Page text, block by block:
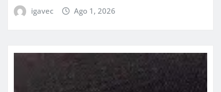
igavec Ago 1, 2026